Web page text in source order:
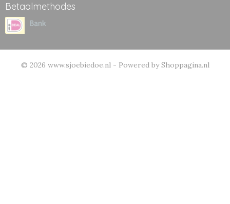
Betaalmethodes
© 2026 www.sjoebiedoe.nl - Powered by Shoppagina.nl